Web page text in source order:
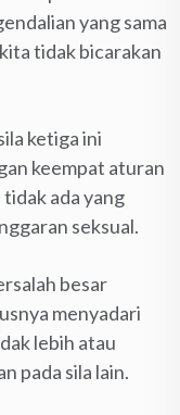
yang sama
tidak bicarakan
ketiga ini
keempat aturan
ada yang
seksual.
besar
menyadari
lebih atau
pada sila lain.